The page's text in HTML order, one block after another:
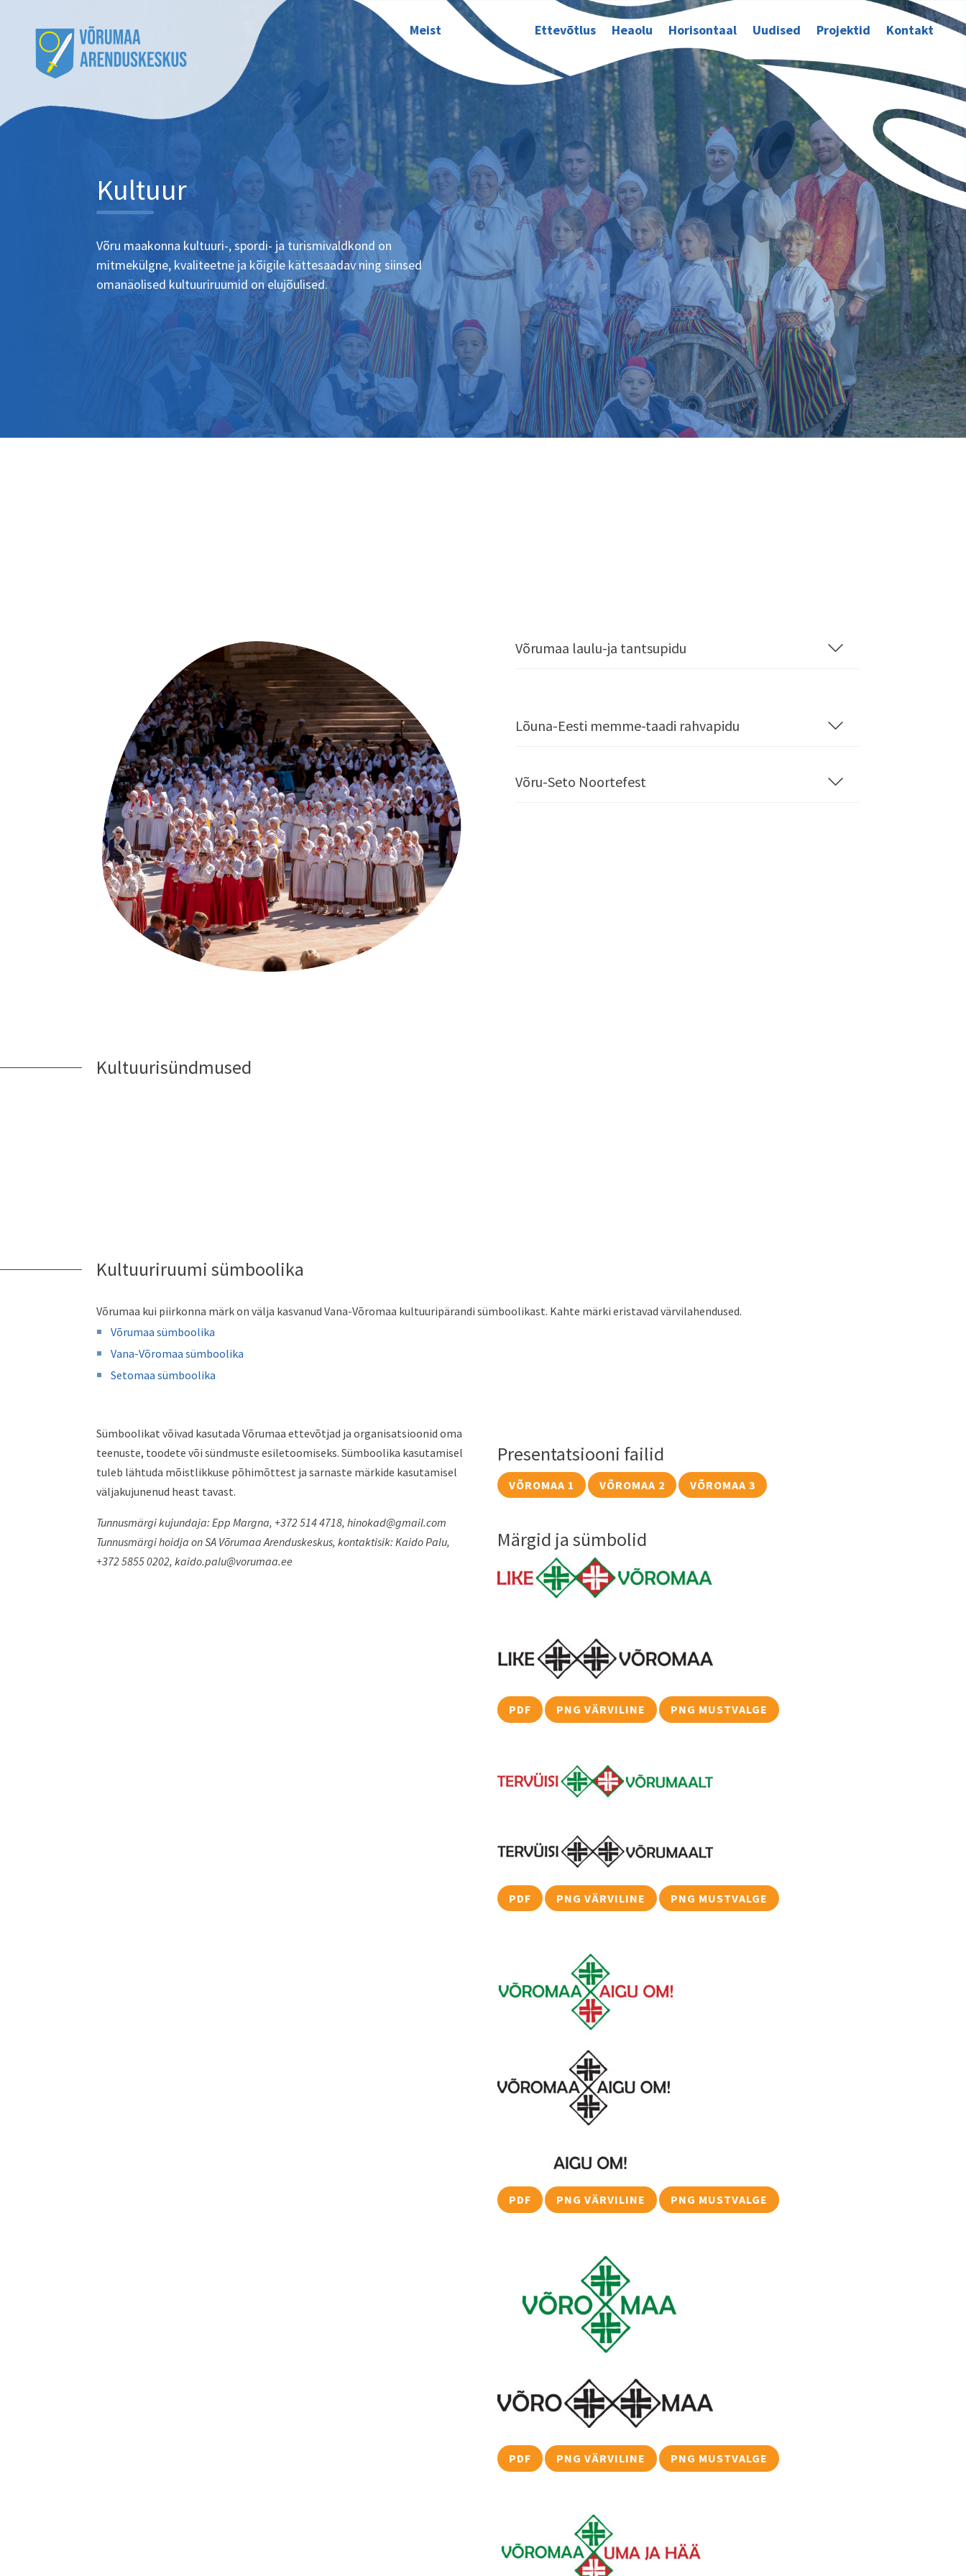
Meist Ettevõtlus Heaolu Horisontaal Uudised Projektid Kontakt
Kultuur
Võru maakonna kultuuri-, spordi- ja turismivaldkond on
mitmekülgne, kvaliteetne ja kõigile kättesaadav ning siinsed
omanäolised kultuuriruumid on elujõulised.
Võrumaa laulu-ja tantsupidu
Lõuna-Eesti memme-taadi rahvapidu
Võru-Seto Noortefest
Kultuurisündmused
Kultuuriruumi sümboolika
Võrumaa kui piirkonna märk on välja kasvanud Vana-Võromaa kultuuripärandi sümboolikast. Kahte märki eristavad värvilahendused.
Võrumaa sümboolika
Vana-Võromaa sümboolika
Setomaa sümboolika
Sümboolikat võivad kasutada Võrumaa ettevõtjad ja organisatsioonid oma
teenuste, toodete või sündmuste esiletoomiseks. Sümboolika kasutamisel
tuleb lähtuda mõistlikkuse põhimõttest ja sarnaste märkide kasutamisel
väljakujunenud heast tavast.
Tunnusmärgi kujundaja:Epp Margna, +372 514 4718,hinokad@gmail.com
Tunnusmärgi hoidja on SA Võrumaa Arenduskeskus, kontaktisik:Kaido Palu,
+372 5855 0202,kaido.palu@vorumaa.ee
Presentatsiooni failid
VÕROMAA 1 VÕROMAA 2 VÕROMAA 3
Märgid ja sümbolid
PDF PNG VÄRVILINE PNG MUSTVALGE
PDF PNG VÄRVILINE PNG MUSTVALGE
PDF PNG VÄRVILINE PNG MUSTVALGE
PDF PNG VÄRVILINE PNG MUSTVALGE